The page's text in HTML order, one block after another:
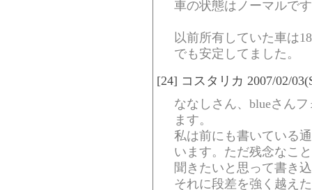
車の状態はノーマルで
以前所有していた車
でも安定してました。
[24] コスタリカ 2007/02/
ななしさん、blueさん
ます。
私は前にも書いている
います。ただ残念なこ
聞きたいと思って書き
それに段差を強く越え